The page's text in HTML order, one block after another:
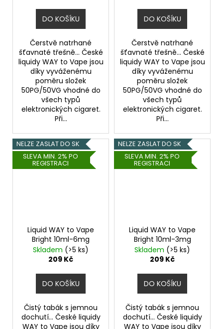
DO KOŠÍKU
Čerstvě natrhané
šťavnaté třešně... České
liquidy WAY to Vape jsou
díky vyváženému
poměru složek
50PG/50VG vhodné do
všech typů
elektronických cigaret.
Při...
DO KOŠÍKU
Čerstvě natrhané
šťavnaté třešně... České
liquidy WAY to Vape jsou
díky vyváženému
poměru složek
50PG/50VG vhodné do
všech typů
elektronických cigaret.
Při...
NELZE ZASLAT DO SK
SLEVA MIN. 2% PO
REGISTRACI
Liquid WAY to Vape
Bright 10ml-6mg
Skladem (>5 ks)
209 Kč
DO KOŠÍKU
Čistý tabák s jemnou
dochutí... České liquidy
WAY to Vape jsou díky
NELZE ZASLAT DO SK
SLEVA MIN. 2% PO
REGISTRACI
Liquid WAY to Vape
Bright 10ml-3mg
Skladem (>5 ks)
209 Kč
DO KOŠÍKU
Čistý tabák s jemnou
dochutí... České liquidy
WAY to Vape jsou díky